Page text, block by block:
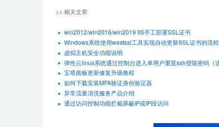
>> 相关文章
win2012/win2016/win2019 IIS手工部署SSL证书
Windows系统使用westssl工具实现自动更新SSL证书的流程
虚拟主机安全功能说明
弹性云linux系统通过控制台进入单用户重置ssh登陆密码（
宝塔面板更新修复升级教程
如何下载安装MFA验证身份验证器
异常流量清洗服务产品介绍
通过访问控制功能拦截屏蔽IP或IP段访问